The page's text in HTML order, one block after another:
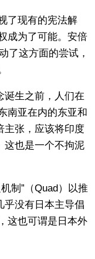
了现有的宪法解
成为了可能。安倍
了这方面的尝试，
诞生之前，人们在
南亚在内的东亚和
主张，应该将印度
这也是一个不拘泥
制”（Quad）以推
乎没有日本主导倡
这也可谓是日本外